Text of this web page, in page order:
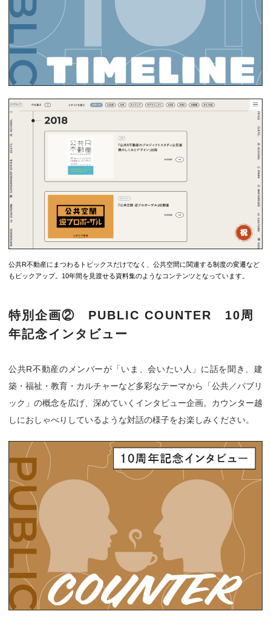
公共R不動産にまつわるトピックスだけでなく、公共空間に関連する制度の変遷など
もピックアップ。10年間を見渡せる資料集のようなコンテンツとなっています。
特別企画② PUBLIC COUNTER 10周
年記念インタビュー
公共R不動産のメンバーが「いま、会いたい人」に話を聞き、建
築・福祉・教育・カルチャーなど多彩なテーマから「公共／パブリ
ック」の概念を広げ、深めていくインタビュー企画。カウンター越
しにおしゃべりしているような対話の様子をお楽しみください。